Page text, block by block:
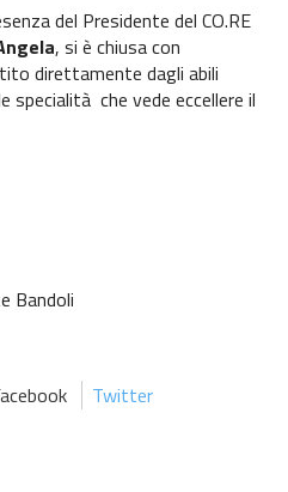
del Presidente del CO.RE
, si è chiusa con
direttamente dagli abili
specialità che vede eccellere il
Bandoli
Twitter